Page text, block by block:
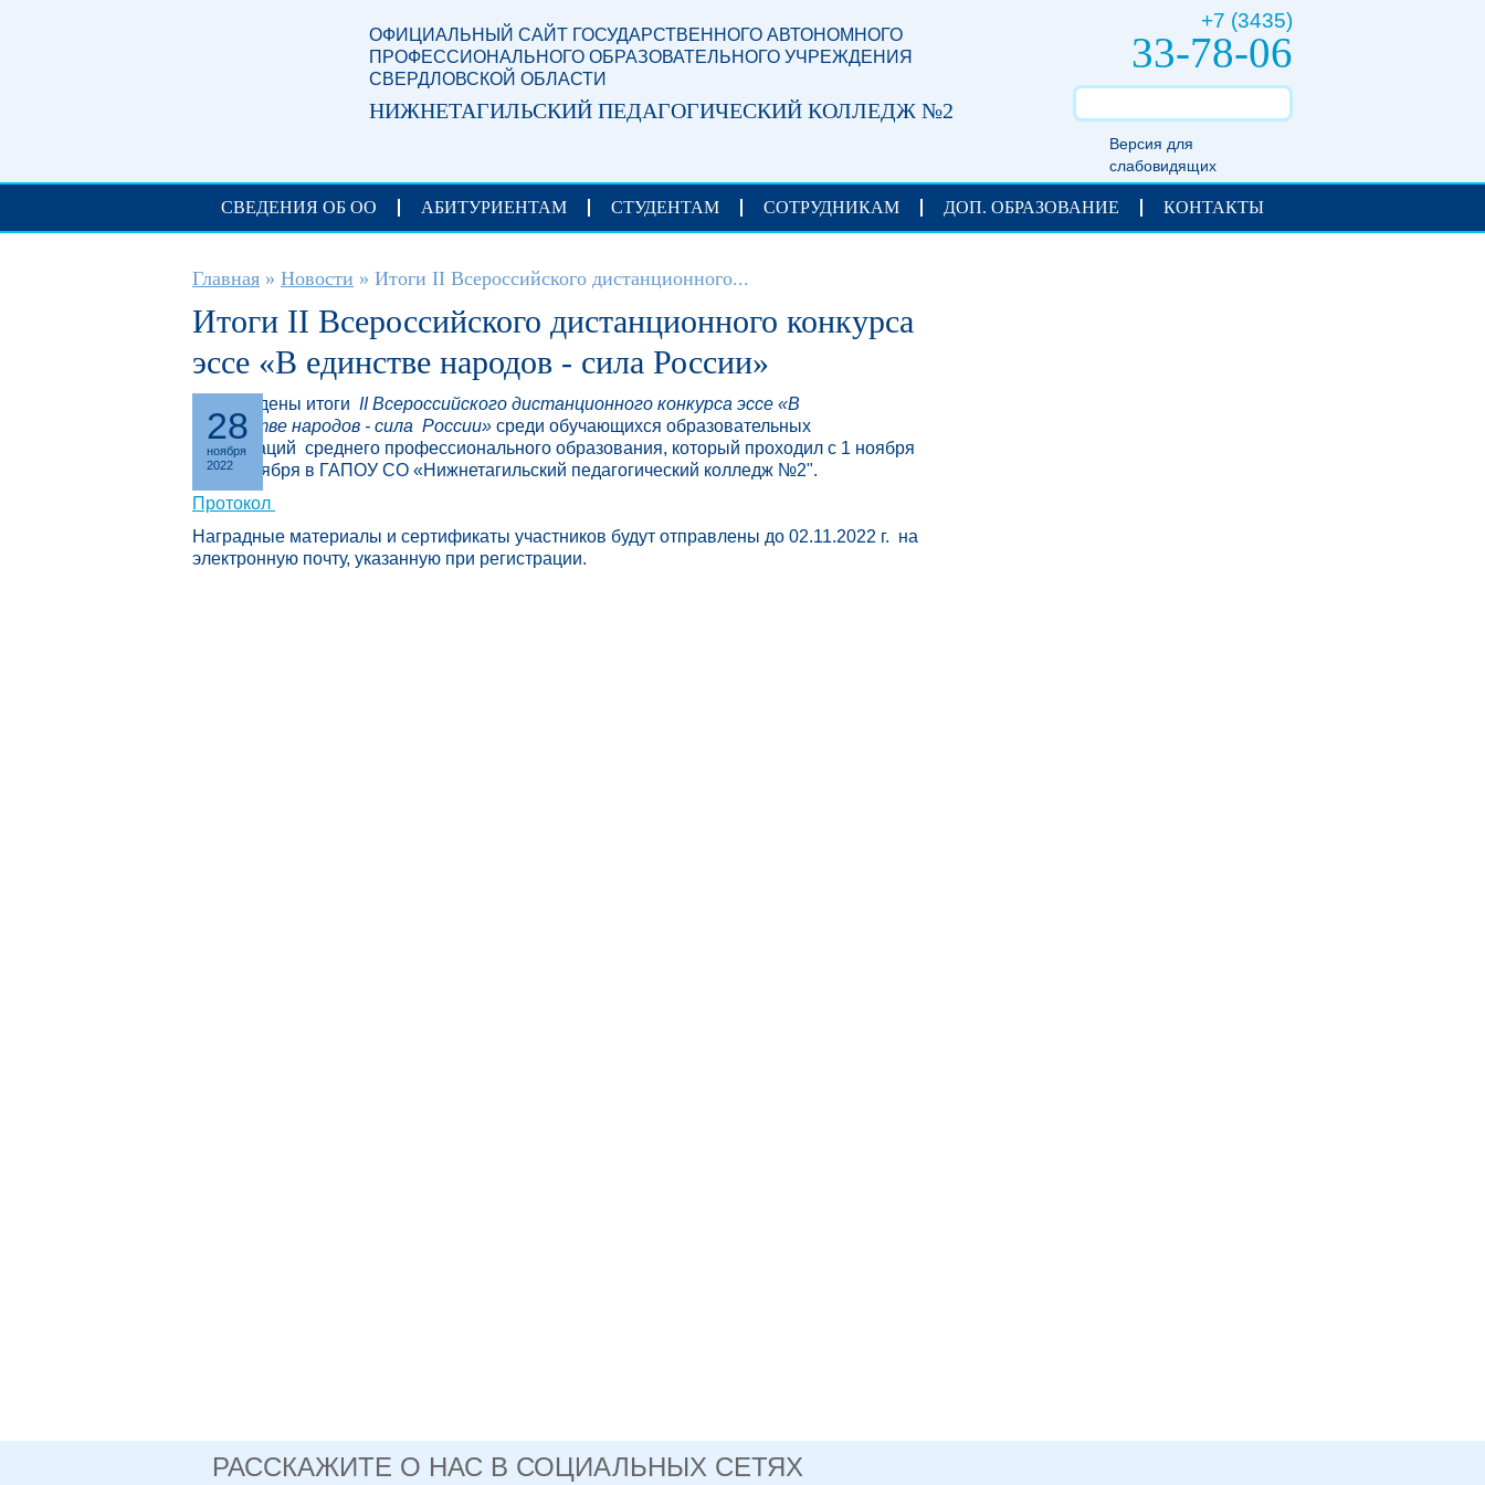
+7 (3435)
33-78-06
Версия для
слабовидящих
ОФИЦИАЛЬНЫЙ САЙТ ГОСУДАРСТВЕННОГО АВТОНОМНОГО
ПРОФЕССИОНАЛЬНОГО ОБРАЗОВАТЕЛЬНОГО УЧРЕЖДЕНИЯ
СВЕРДЛОВСКОЙ ОБЛАСТИ
НИЖНЕТАГИЛЬСКИЙ ПЕДАГОГИЧЕСКИЙ КОЛЛЕДЖ №2
СВЕДЕНИЯ ОБ ОО АБИТУРИЕНТАМ СТУДЕНТАМ СОТРУДНИКАМ ДОП. ОБРАЗОВАНИЕ КОНТАКТЫ
Вы здесь
Главная » Новости » Итоги II Всероссийского дистанционного...
Итоги II Всероссийского дистанционного конкурса
эссе «В единстве народов - сила России»
28
ноября
2022
Подведены итоги II Всероссийского дистанционного конкурса эссе «В
единстве народов - сила России» среди обучающихся образовательных
организаций среднего профессионального образования, который проходил с 1 ноября
по 25 ноября в ГАПОУ СО «Нижнетагильский педагогический колледж №2".
Протокол
Наградные материалы и сертификаты участников будут отправлены до 02.11.2022 г. на
электронную почту, указанную при регистрации.
РАССКАЖИТЕ О НАС В СОЦИАЛЬНЫХ СЕТЯХ